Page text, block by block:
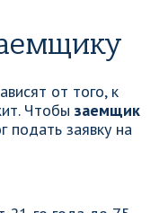
от того, к
Чтобы заемщик
подать заявку на